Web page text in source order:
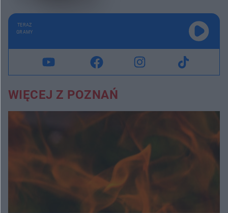
TERAZ
GRAMY
WIĘCEJ Z POZNAŃ